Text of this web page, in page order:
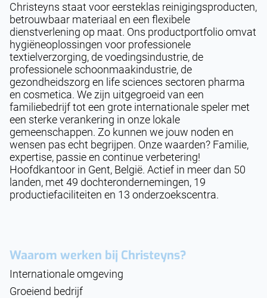
Christeyns staat voor eersteklas reinigingsproducten,
betrouwbaar materiaal en een flexibele
dienstverlening op maat. Ons productportfolio omvat
hygiëneoplossingen voor professionele
textielverzorging, de voedingsindustrie, de
professionele schoonmaakindustrie, de
gezondheidszorg en life sciences sectoren pharma
en cosmetica. We zijn uitgegroeid van een
familiebedrijf tot een grote internationale speler met
een sterke verankering in onze lokale
gemeenschappen. Zo kunnen we jouw noden en
wensen pas echt begrijpen. Onze waarden? Familie,
expertise, passie en continue verbetering!
Hoofdkantoor in Gent, België. Actief in meer dan 50
landen, met 49 dochterondernemingen, 19
productiefaciliteiten en 13 onderzoekscentra.
Waarom werken bij Christeyns?
Internationale omgeving
Groeiend bedrijf